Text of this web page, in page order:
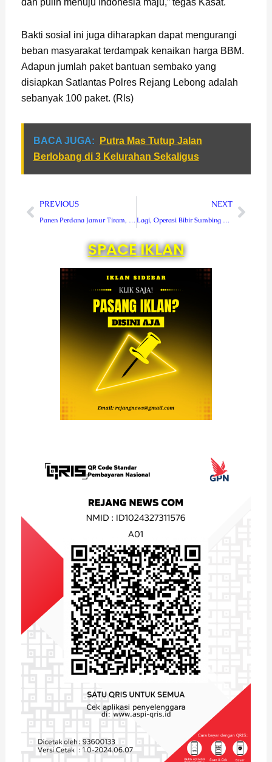
dan pulih menuju Indonesia maju,” tegas Kasat.
Bakti sosial ini juga diharapkan dapat mengurangi
beban masyarakat terdampak kenaikan harga BBM.
Adapun jumlah paket bantuan sembako yang
disiapkan Satlantas Polres Rejang Lebong adalah
sebanyak 100 paket. (Rls)
BACA JUGA:
Putra Mas Tutup Jalan
Berlobang di 3 Kelurahan Sekaligus
Prev
PREVIOUS
Panen Perdana Jamur Tiram, Kakanwil Apresiasi Lapas Kelas IIa Curup
NEXT
Lagi, Operasi Bibir Sumbing Gratis dilaksanakan di RSUD Curup
Next
SPACE IKLAN